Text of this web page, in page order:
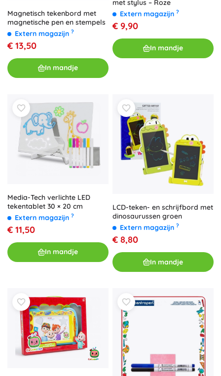
Magnetisch tekenbord met
magnetische pen en stempels
Extern magazijn ?
€ 13,50
In mandje
met stylus – Roze
Extern magazijn ?
€ 9,90
In mandje
Media-Tech verlichte LED
tekentablet 30 × 20 cm
Extern magazijn ?
€ 11,50
In mandje
LCD-teken- en schrijfbord met
dinosaurussen groen
Extern magazijn ?
€ 8,80
In mandje